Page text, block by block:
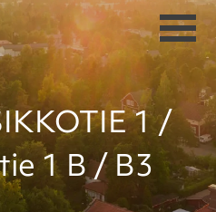
1 /
1 B / B3